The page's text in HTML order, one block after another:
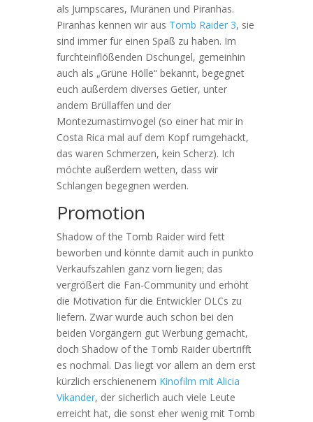
als Jumpscares, Muränen und Piranhas.
Piranhas kennen wir aus Tomb Raider 3, sie
sind immer für einen Spaß zu haben. Im
furchteinflößenden Dschungel, gemeinhin
auch als „Grüne Hölle“ bekannt, begegnet
euch außerdem diverses Getier, unter
andem Brüllaffen und der
Montezumastirnvogel (so einer hat mir in
Costa Rica mal auf dem Kopf rumgehackt,
das waren Schmerzen, kein Scherz). Ich
möchte außerdem wetten, dass wir
Schlangen begegnen werden.
Promotion
Shadow of the Tomb Raider wird fett
beworben und könnte damit auch in punkto
Verkaufszahlen ganz vorn liegen; das
vergrößert die Fan-Community und erhöht
die Motivation für die Entwickler DLCs zu
liefern. Zwar wurde auch schon bei den
beiden Vorgängern gut Werbung gemacht,
doch Shadow of the Tomb Raider übertrifft
es nochmal. Das liegt vor allem an dem erst
kürzlich erschienenem Kinofilm mit Alicia
Vikander, der sicherlich auch viele Leute
erreicht hat, die sonst eher wenig mit Tomb